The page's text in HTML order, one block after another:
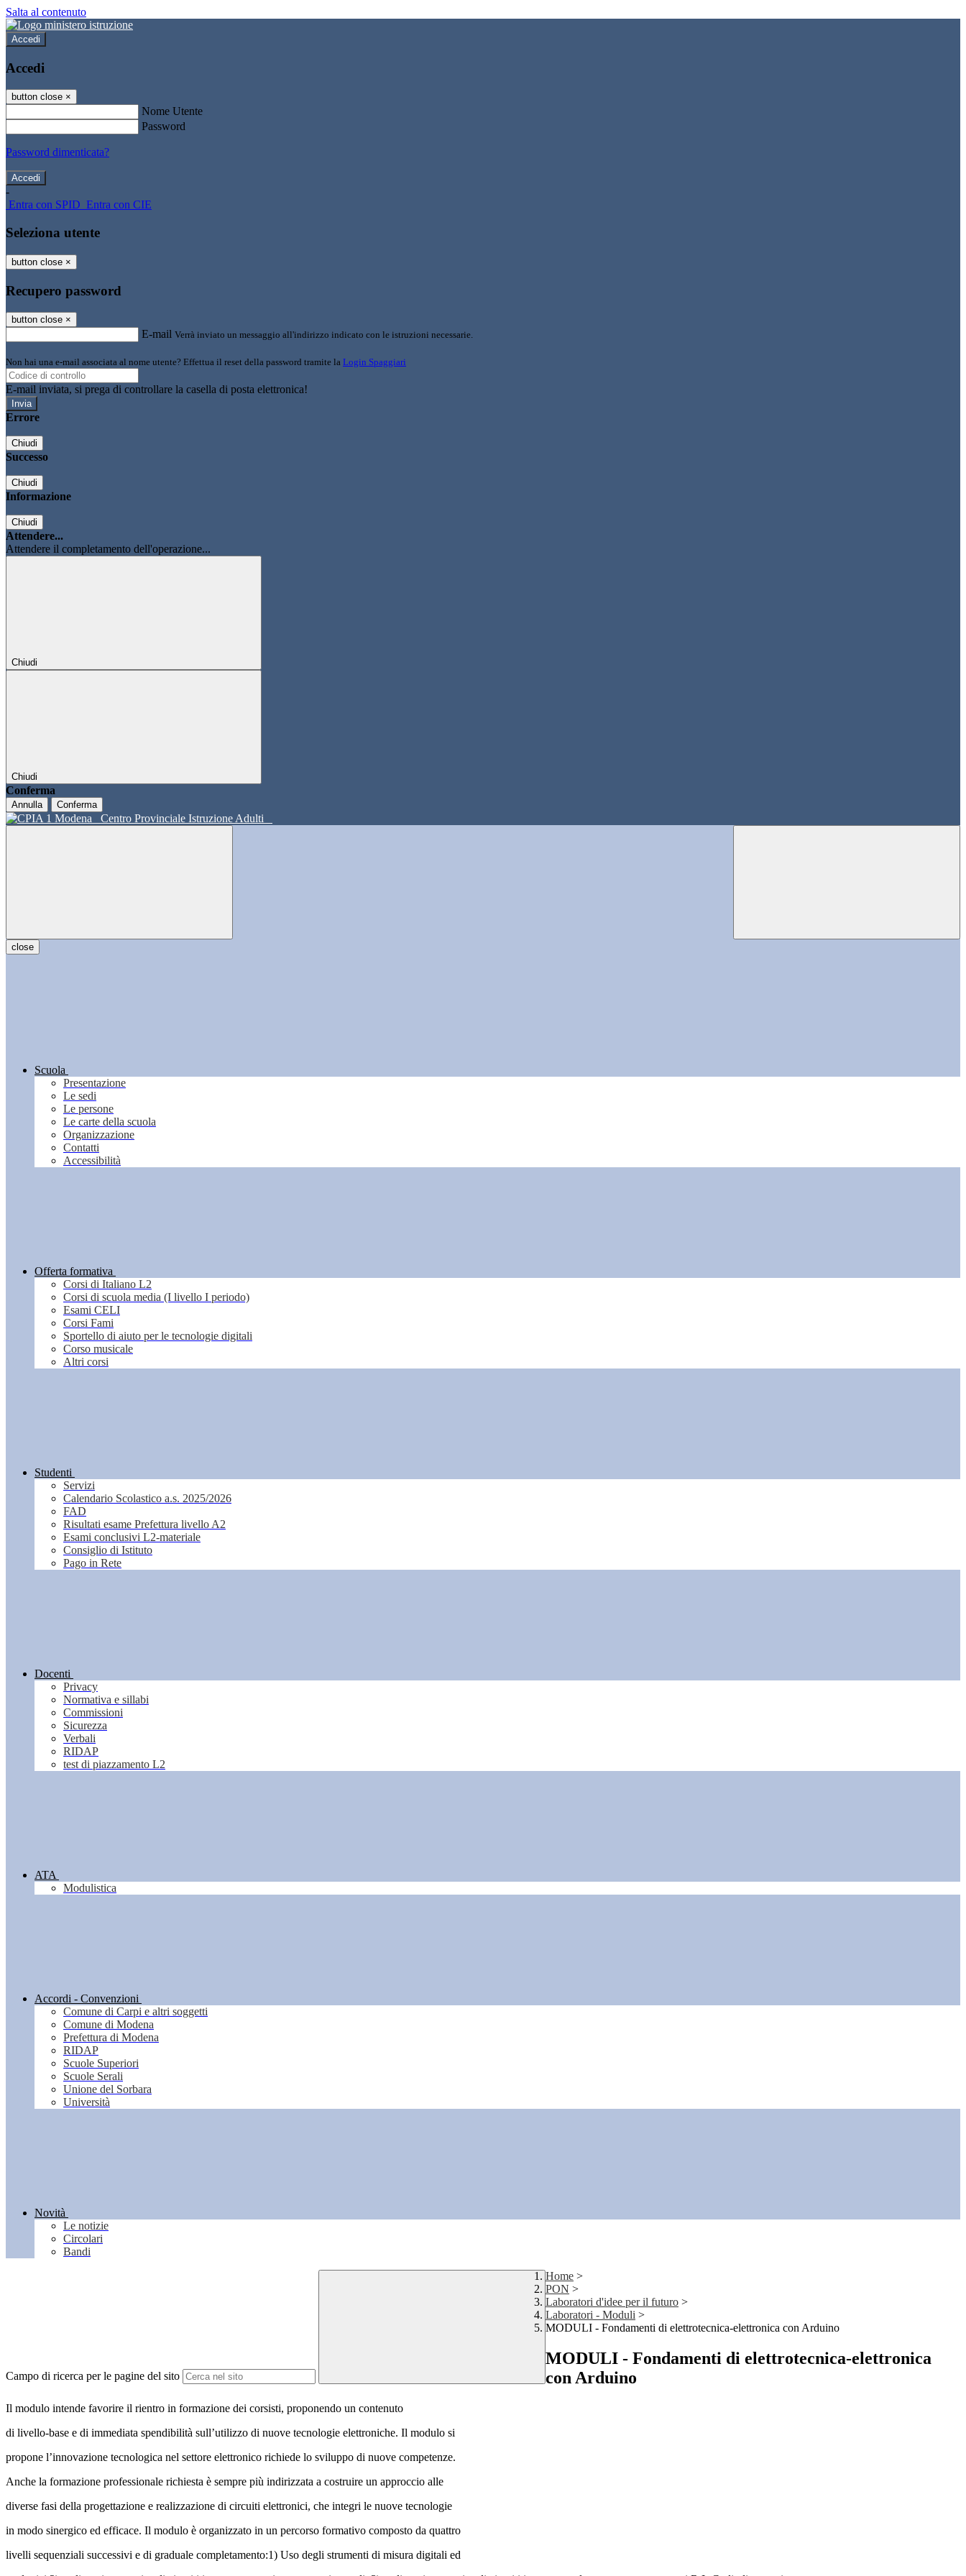
Salta al contenuto
Accedi
Accedi
button close ×
Nome Utente
Password
Password dimenticata?
-
Entra con SPID Entra con CIE
Seleziona utente
button close ×
Recupero password
button close ×
E-mail Verrà inviato un messaggio all'indirizzo indicato con le istruzioni necessarie.
Non hai una e-mail associata al nome utente? Effettua il reset della password tramite la Login Spaggiari
E-mail inviata, si prega di controllare la casella di posta elettronica!
Errore
Chiudi
Successo
Chiudi
Informazione
Chiudi
Attendere...
Attendere il completamento dell'operazione...
Chiudi
Chiudi
Conferma
Annulla Conferma
Centro Provinciale Istruzione Adulti
close
Scuola
Presentazione
Le sedi
Le persone
Le carte della scuola
Organizzazione
Contatti
Accessibilità
Offerta formativa
Corsi di Italiano L2
Corsi di scuola media (I livello I periodo)
Esami CELI
Corsi Fami
Sportello di aiuto per le tecnologie digitali
Corso musicale
Altri corsi
Studenti
Servizi
Calendario Scolastico a.s. 2025/2026
FAD
Risultati esame Prefettura livello A2
Esami conclusivi L2-materiale
Consiglio di Istituto
Pago in Rete
Docenti
Privacy
Normativa e sillabi
Commissioni
Sicurezza
Verbali
RIDAP
test di piazzamento L2
ATA
Modulistica
Accordi - Convenzioni
Comune di Carpi e altri soggetti
Comune di Modena
Prefettura di Modena
RIDAP
Scuole Superiori
Scuole Serali
Unione del Sorbara
Università
Novità
Le notizie
Circolari
Bandi
Campo di ricerca per le pagine del sito
Home >
PON >
Laboratori d'idee per il futuro >
Laboratori - Moduli >
MODULI - Fondamenti di elettrotecnica-elettronica con Arduino
MODULI - Fondamenti di elettrotecnica-elettronica
con Arduino
Il modulo intende favorire il rientro in formazione dei corsisti, proponendo un contenuto
di livello-base e di immediata spendibilità sull’utilizzo di nuove tecnologie elettroniche. Il modulo si
propone l’innovazione tecnologica nel settore elettronico richiede lo sviluppo di nuove competenze.
Anche la formazione professionale richiesta è sempre più indirizzata a costruire un approccio alle
diverse fasi della progettazione e realizzazione di circuiti elettronici, che integri le nuove tecnologie
in modo sinergico ed efficace. Il modulo è organizzato in un percorso formativo composto da quattro
livelli sequenziali successivi e di graduale completamento:1) Uso degli strumenti di misura digitali ed